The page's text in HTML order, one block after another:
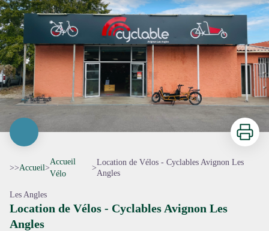
Voir l'image en plein écran
Imprimer
>>Accueil>
Accueil
Vélo
>
Location de Vélos - Cyclables Avignon Les
Angles
Les Angles
Location de Vélos - Cyclables Avignon Les
Angles